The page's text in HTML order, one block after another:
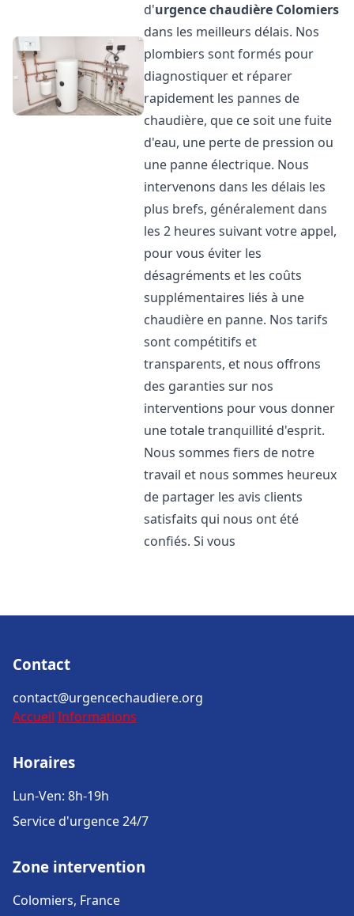
d'urgence chaudière Colomiers
dans les meilleurs délais. Nos
plombiers sont formés pour
diagnostiquer et réparer
rapidement les pannes de
chaudière, que ce soit une fuite
d'eau, une perte de pression ou
une panne électrique. Nous
intervenons dans les délais les
plus brefs, généralement dans
les 2 heures suivant votre appel,
pour vous éviter les
désagréments et les coûts
supplémentaires liés à une
chaudière en panne. Nos tarifs
sont compétitifs et
transparents, et nous offrons
des garanties sur nos
interventions pour vous donner
une totale tranquillité d'esprit.
Nous sommes fiers de notre
travail et nous sommes heureux
de partager les avis clients
satisfaits qui nous ont été
confiés. Si vous
Contact
contact@urgencechaudiere.org
Accueil Informations
Horaires
Lun-Ven: 8h-19h
Service d'urgence 24/7
Zone intervention
Colomiers, France